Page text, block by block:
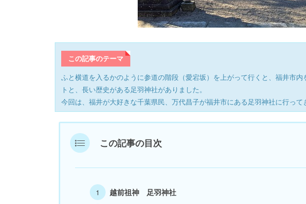
この記事のテーマ
ふと横道を入るかのように参道の階段（愛宕坂）を上がって行くと、福井市
トと、長い歴史がある足羽神社がありました。
今回は、福井が大好きな千葉県民、万代昌子が福井市にある足羽神社に行って
この記事の目次
越前祖神 足羽神社